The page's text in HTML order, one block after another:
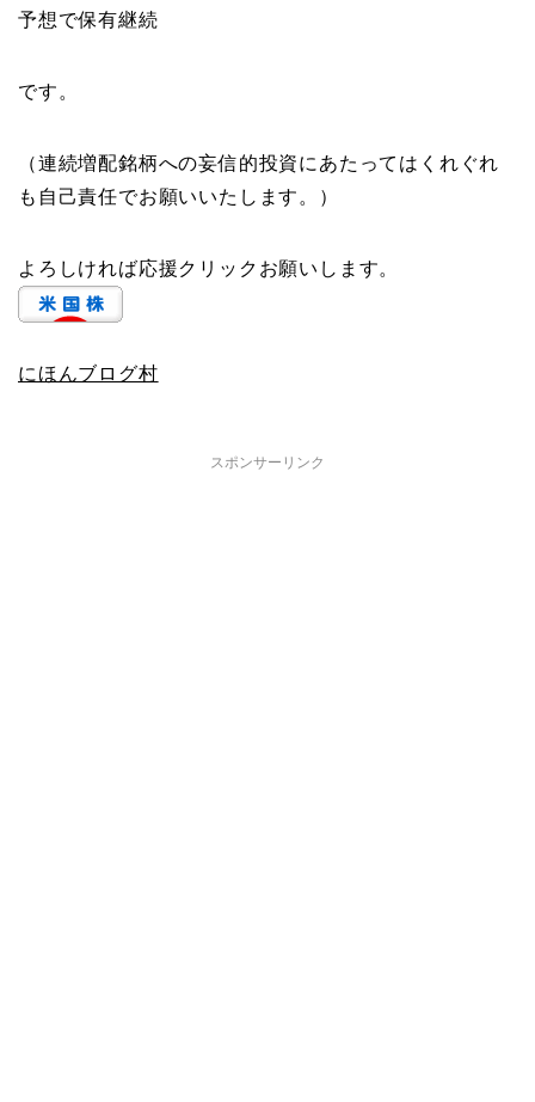
予想で保有継続
です。
（連続増配銘柄への妄信的投資にあたってはくれぐれ
も自己責任でお願いいたします。）
よろしければ応援クリックお願いします。
にほんブログ村
スポンサーリンク